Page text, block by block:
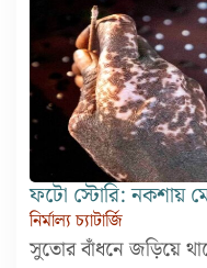
ফটো স্টোরি: নকশায়
নির্মাল্য চ্যাটার্জি
সুতোর বাঁধনে জড়িয়ে